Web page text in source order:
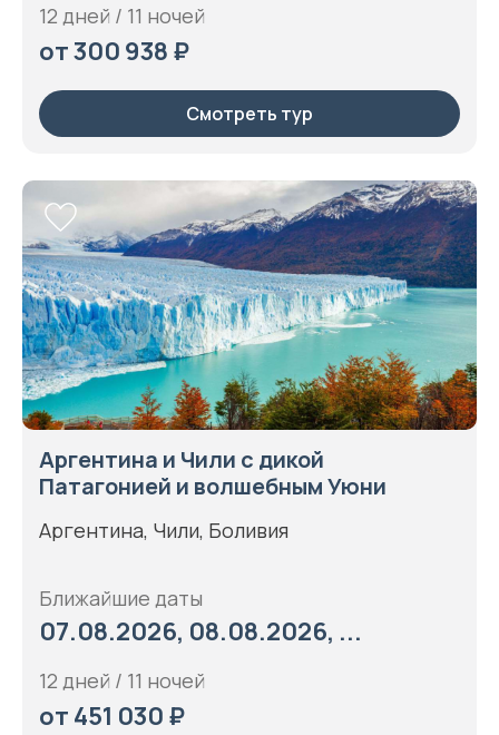
12 дней / 11 ночей
от 300 938 ₽
Смотреть тур
Аргентина и Чили с дикой
Патагонией и волшебным Уюни
Аргентина, Чили, Боливия
Ближайшие даты
07.08.2026, 08.08.2026, ...
12 дней / 11 ночей
от 451 030 ₽